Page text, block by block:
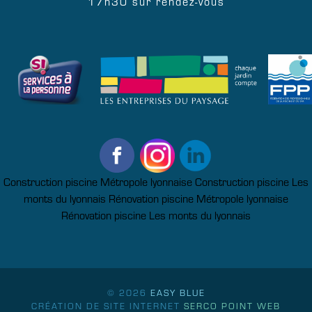
Construction piscine Métropole lyonnaiseConstruction piscine Les
monts du lyonnais Rénovation piscine Métropole lyonnaise
Rénovation piscine Les monts du lyonnais
© 2026 EASY BLUE
CRÉATION DE SITE INTERNET SERCO POINT WEB